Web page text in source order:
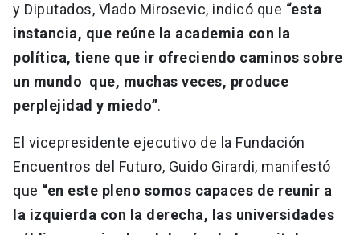
y Diputados, Vlado Mirosevic, indicó que “esta
instancia, que reúne la academia con la
política, tiene que ir ofreciendo caminos sobre
un mundo que, muchas veces, produce
perplejidad y miedo”.
El vicepresidente ejecutivo de la Fundación
Encuentros del Futuro, Guido Girardi, manifestó
que “en este pleno somos capaces de reunir a
la izquierda con la derecha, las universidades